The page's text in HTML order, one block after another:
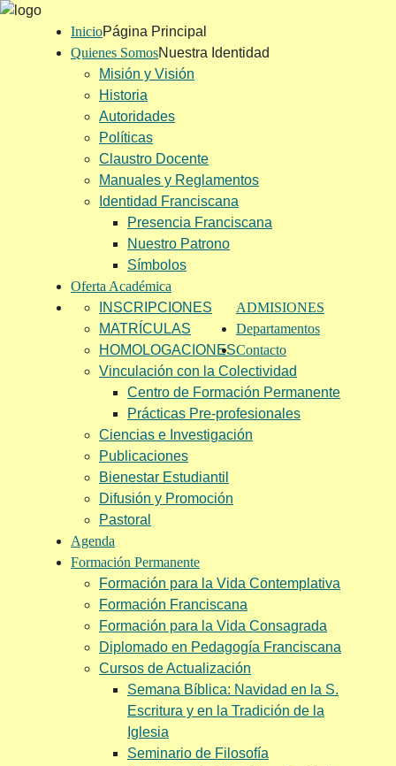
InicioPágina Principal
Quienes SomosNuestra Identidad
Misión y Visión
Historia
Autoridades
Políticas
Claustro Docente
Manuales y Reglamentos
Identidad Franciscana
Presencia Franciscana
Nuestro Patrono
Símbolos
Oferta Académica
ADMISIONES
INSCRIPCIONES
MATRÍCULAS
HOMOLOGACIONES
Departamentos
Vinculación con la Colectividad
Centro de Formación Permanente
Prácticas Pre-profesionales
Ciencias e Investigación
Publicaciones
Bienestar Estudiantil
Difusión y Promoción
Pastoral
Contacto
Agenda
Formación Permanente
Formación para la Vida Contemplativa
Formación Franciscana
Formación para la Vida Consagrada
Diplomado en Pedagogía Franciscana
Cursos de Actualización
Semana Bíblica: Navidad en la S.
Escritura y en la Tradición de la
Iglesia
Seminario de Filosofía